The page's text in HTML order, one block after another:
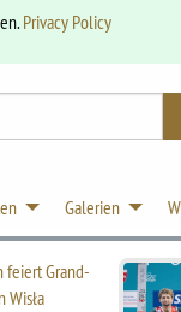
Privacy Policy
Galerien
feiert Grand-
Wisła